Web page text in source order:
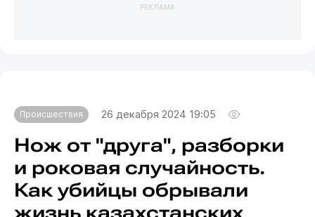
РЕКЛАМА
Происшествия 26 декабря 2024 19:05
Нож от "друга", разборки
и роковая случайность.
Как убийцы обрывали